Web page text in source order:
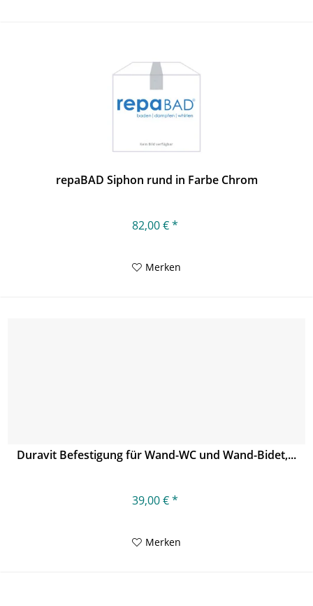
repaBAD Siphon rund in Farbe Chrom
82,00 € *
Merken
Duravit Befestigung für Wand-WC und Wand-Bidet,...
39,00 € *
Merken